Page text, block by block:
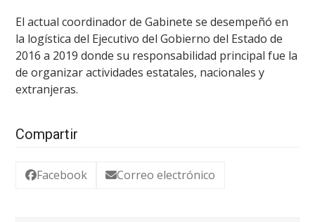
El actual coordinador de Gabinete se desempeñó en
la logística del Ejecutivo del Gobierno del Estado de
2016 a 2019 donde su responsabilidad principal fue la
de organizar actividades estatales, nacionales y
extranjeras.
Compartir
Facebook Correo electrónico